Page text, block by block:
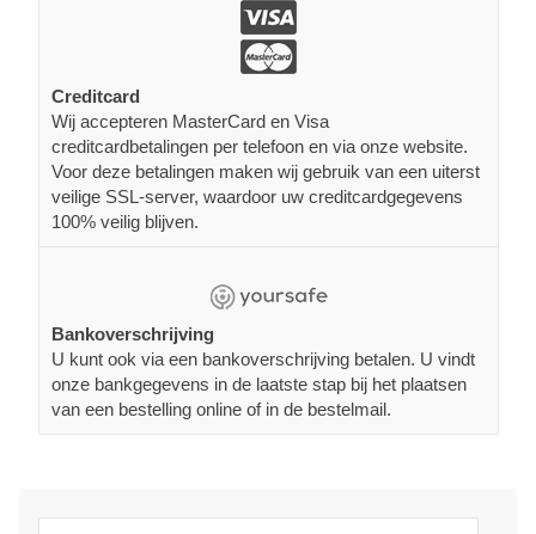
Creditcard
Wij accepteren MasterCard en Visa
creditcardbetalingen per telefoon en via onze website.
Voor deze betalingen maken wij gebruik van een uiterst
veilige SSL-server, waardoor uw creditcardgegevens
100% veilig blijven.
Bankoverschrijving
U kunt ook via een bankoverschrijving betalen. U vindt
onze bankgegevens in de laatste stap bij het plaatsen
van een bestelling online of in de bestelmail.